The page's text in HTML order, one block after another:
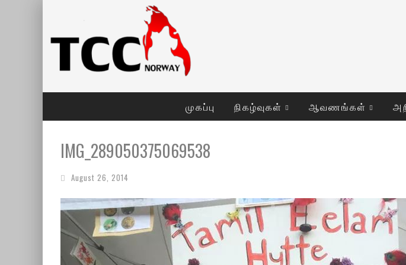
முகப்பு நிகழ்வுகள் ஆவணங்கள்
IMG_289050375069538
August 26, 2014